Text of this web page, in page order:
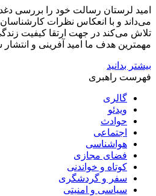
امید لرستان رسالت خود را بررسی
می‌داند و با انعکاس نظرات
تلاش می‌کند در جهت ارتقا کیفیت
مهمترین هدف ما امید آفرینی و
بیشتر بدانید
فهرست راهبری
گالری
ویدئو
حوادث
اجتماعی
هواشناسی
فضای مجازی
کوتاه و خواندنی
سفر و گردشگری
سیاسی و امنیتی